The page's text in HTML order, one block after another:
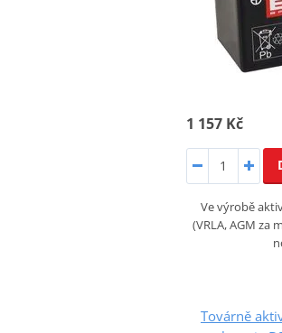
1 157 Kč
Ve výrobě
(VRLA, AGM za
Továrně